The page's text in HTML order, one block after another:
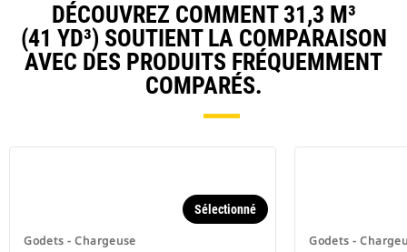
DÉCOUVREZ COMMENT 31,3 M³
(41 YD³) SOUTIENT LA COMPARAISON
AVEC DES PRODUITS FRÉQUEMMENT
COMPARÉS.
Godets - Chargeuse
Sélectionné
Godets -